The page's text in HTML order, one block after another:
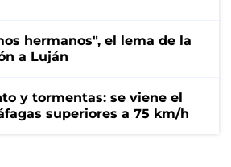
hermanos", el lema de la
a Luján
y tormentas: se viene el
superiores a 75 km/h